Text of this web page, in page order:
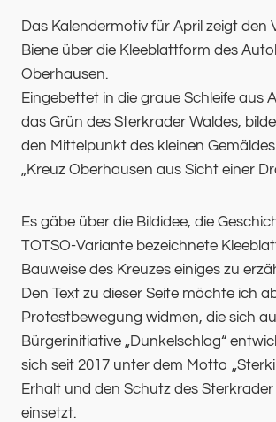
Das Kalendermotiv für April zeigt den
Biene über die Kleeblattform des
Oberhausen.
Eingebettet in die graue Schleife aus
das Grün des Sterkrader Waldes,
den Mittelpunkt des kleinen
„Kreuz Oberhausen aus Sicht einer
Es gäbe über die Bildidee, die
TOTSO-Variante bezeichnete
Bauweise des Kreuzes einiges zu
Den Text zu dieser Seite möchte ich
Protestbewegung widmen, die sich
Bürgerinitiative „Dunkelschlag“
sich seit 2017 unter dem Motto
Erhalt und den Schutz des Sterkrader
einsetzt.